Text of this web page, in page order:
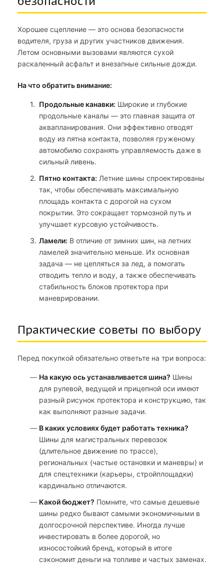
Хорошее сцепление — это основа безопасности
водителя, груза и других участников движения.
Летом основными вызовами являются сухой
раскаленный асфальт и внезапные сильные дожди.
На что обратить внимание:
Продольные канавки: Широкие и глубокие
продольные каналы — это главная защита от
аквапланирования. Они эффективно отводят
воду из пятна контакта, позволяя груженому
автомобилю сохранять управляемость даже в
сильный ливень.
Пятно контакта: Летние шины спроектированы
так, чтобы обеспечивать максимальную
площадь контакта с дорогой на сухом
покрытии. Это сокращает тормозной путь и
улучшает курсовую устойчивость.
Ламели: В отличие от зимних шин, на летних
ламелей значительно меньше. Их основная
задача — не цепляться за лед, а помогать
отводить тепло и воду, а также обеспечивать
стабильность блоков протектора при
маневрировании.
Практические советы по выбору
Перед покупкой обязательно ответьте на три вопроса:
На какую ось устанавливается шина? Шины
для рулевой, ведущей и прицепной оси имеют
разный рисунок протектора и конструкцию, так
как выполняют разные задачи.
В каких условиях будет работать техника?
Шины для магистральных перевозок
(длительное движение по трассе),
региональных (частые остановки и маневры) и
для спецтехники (карьеры, стройплощадки)
кардинально отличаются.
Какой бюджет? Помните, что самые дешевые
шины редко бывают самыми экономичными в
долгосрочной перспективе. Иногда лучше
инвестировать в более дорогой, но
износостойкий бренд, который в итоге
сэкономит деньги на топливе и частых заменах.